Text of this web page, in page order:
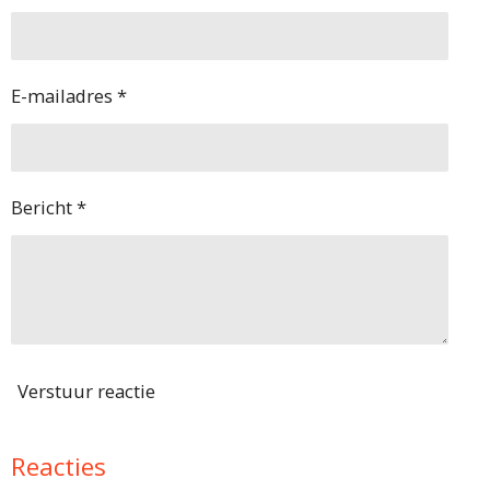
E-mailadres *
Bericht *
Verstuur reactie
Reacties